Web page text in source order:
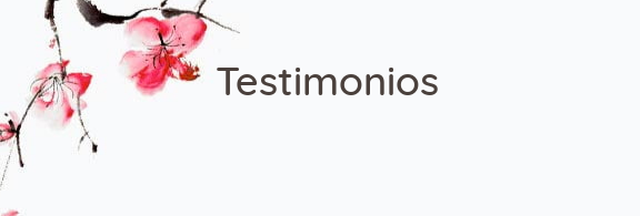
Testimonios